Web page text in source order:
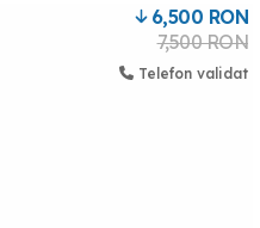
6,500 RON
7,500 RON
Telefon validat